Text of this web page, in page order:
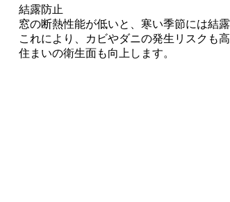
結露防止
窓の断熱性能が低いと、寒い季節には結
これにより、カビやダニの発生リスクも
住まいの衛生面も向上します。